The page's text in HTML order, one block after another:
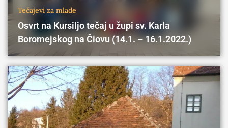
Tečajevi za mlade
Osvrt na Kursiljo tečaj u župi sv. Karla
Boromejskog na Čiovu (14.1. – 16.1.2022.)
27. veljače 2020.